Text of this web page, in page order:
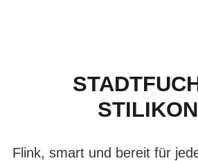
Flink, smart und bereit für